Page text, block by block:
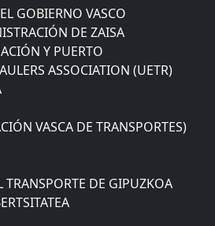
GOBIERNO VASCO
DE ZAISA
Y PUERTO
ASSOCIATION (UETR)
VASCA DE TRANSPORTES)
TRANSPORTE DE GIPUZKOA